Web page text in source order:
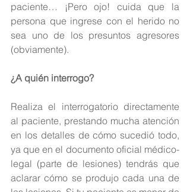
paciente… ¡Pero ojo! cuida que la
persona que ingrese con el herido no
sea uno de los presuntos agresores
(obviamente).
¿A quién interrogo?
Realiza el interrogatorio directamente
al paciente, prestando mucha atención
en los detalles de cómo sucedió todo,
ya que en el documento oficial médico-
legal (parte de lesiones) tendrás que
aclarar cómo se produjo cada una de